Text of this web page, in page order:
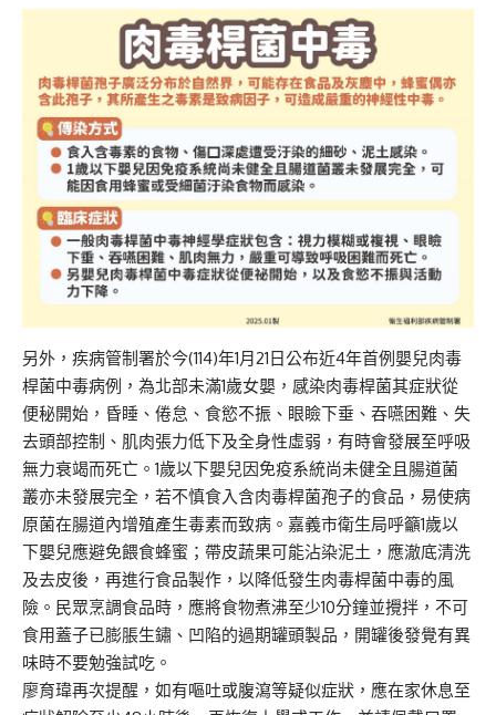
另外，疾病管制署於今(114)年1月21日公布近4年首例嬰兒肉毒
桿菌中毒病例，為北部未滿1歲女嬰，感染肉毒桿菌其症狀從
便秘開始，昏睡、倦怠、食慾不振、眼瞼下垂、吞嚥困難、失
去頭部控制、肌肉張力低下及全身性虛弱，有時會發展至呼吸
無力衰竭而死亡。1歲以下嬰兒因免疫系統尚未健全且腸道菌
叢亦未發展完全，若不慎食入含肉毒桿菌孢子的食品，易使病
原菌在腸道內增殖產生毒素而致病。嘉義市衛生局呼籲1歲以
下嬰兒應避免餵食蜂蜜；帶皮蔬果可能沾染泥土，應澈底清洗
及去皮後，再進行食品製作，以降低發生肉毒桿菌中毒的風
險。民眾烹調食品時，應將食物煮沸至少10分鐘並攪拌，不可
食用蓋子已膨脹生鏽、凹陷的過期罐頭製品，開罐後發覺有異
味時不要勉強試吃。
廖育瑋再次提醒，如有嘔吐或腹瀉等疑似症狀，應在家休息至